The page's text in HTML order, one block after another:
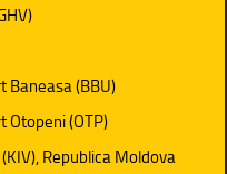
Baneasa (BBU)
Otopeni (OTP)
Republica Moldova